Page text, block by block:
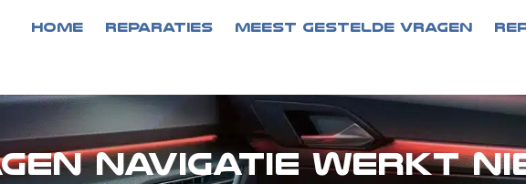
HOME REPARATIES MEEST GESTELDE VRAGEN
navigatie werkt